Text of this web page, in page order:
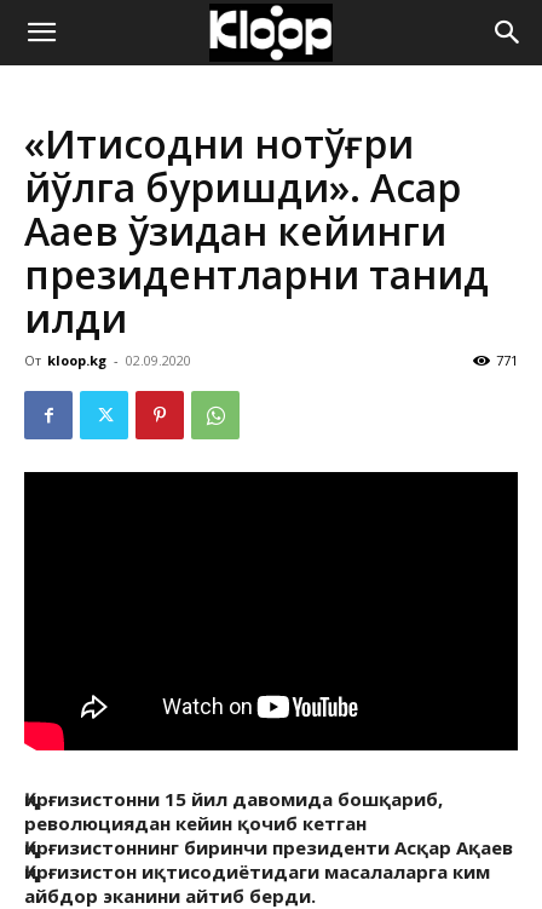
ҚИРҒИЗИСТОН
ЯНГИЛИКЛАРИ
«Иқтисодни нотўғри
йўлга буришди». Асқар
Ақаев ўзидан кейинги
президентларни танқид
қилди
От kloop.kg - 02.09.2020 771
Қирғизистонни 15 йил давомида бошқариб,
революциядан кейин қочиб кетган
Қирғизистоннинг биринчи президенти Асқар Ақаев
Қирғизистон иқтисодиётидаги масалаларга ким
айбдор эканини айтиб берди.